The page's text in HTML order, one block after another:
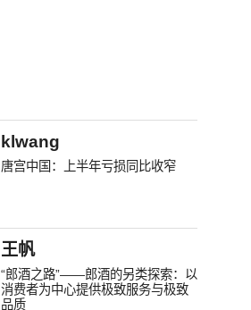
klwang
唐宫中国：上半年亏损同比收窄
王帆
“郎酒之路”——郎酒的另类探索：以
消费者为中心提供极致服务与极致
品质